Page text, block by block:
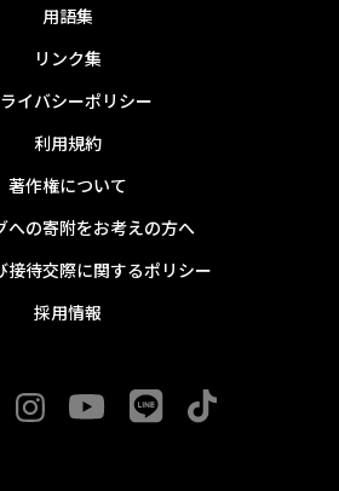
用語集
リンク集
イバシーポリシー
利用規約
著作権について
への寄附をお考えの方へ
接待交際に関するポリシー
採用情報